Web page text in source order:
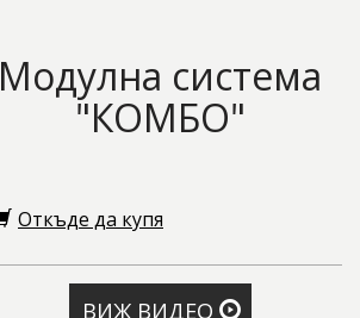
Модулна система
"КОМБО"
Откъде да купя
ВИЖ ВИДЕО